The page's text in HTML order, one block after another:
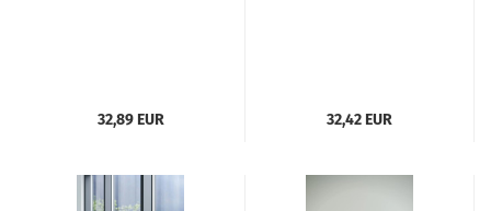
32,89 EUR 32,42 EUR